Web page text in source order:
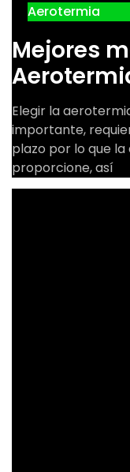
Aerotermia
Mejores
Elegir la
importante,
plazo por lo que
proporcione, así